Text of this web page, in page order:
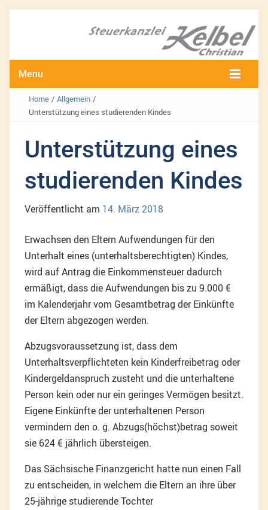
Menu
Home / Allgemein /
Unterstützung eines studierenden Kindes
Unterstützung eines
studierenden Kindes
Veröffentlicht am 14. März 2018
Erwachsen den Eltern Aufwendungen für den
Unterhalt eines (unterhaltsberechtigten) Kindes,
wird auf Antrag die Einkommensteuer dadurch
ermäßigt, dass die Aufwendungen bis zu 9.000 €
im Kalenderjahr vom Gesamtbetrag der Einkünfte
der Eltern abgezogen werden.
Abzugsvoraussetzung ist, dass dem
Unterhaltsverpflichteten kein Kinderfreibetrag oder
Kindergeldanspruch zusteht und die unterhaltene
Person kein oder nur ein geringes Vermögen besitzt.
Eigene Einkünfte der unterhaltenen Person
vermindern den o. g. Abzugs(höchst)betrag soweit
sie 624 € jährlich übersteigen.
Das Sächsische Finanzgericht hatte nun einen Fall
zu entscheiden, in welchem die Eltern an ihre über
25-jährige studierende Tochter